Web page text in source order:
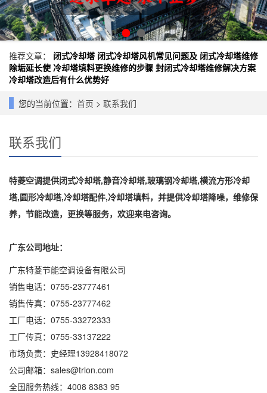
推荐文章： 闭式冷却塔 闭式冷却塔风机常见问题及 闭式冷却塔维修
除垢延长使 冷却塔填料更换维修的步骤 封闭式冷却塔维修解决方案
冷却塔改造后有什么优势好
您的当前位置： 首页 > 联系我们
联系我们
特菱空调提供闭式冷却塔,静音冷却塔,玻璃钢冷却塔,横流方形冷却
塔,圆形冷却塔,冷却塔配件,冷却塔填料，并提供冷却塔降噪，维修保
养，节能改造，更换等服务，欢迎来电咨询。
广东公司地址：
广东特菱节能空调设备有限公司
销售电话：0755-23777461
销售传真：0755-23777462
工厂电话：0755-33272333
工厂传真：0755-33137222
市场负责：史经理13928418072
公司邮箱：sales@trlon.com
全国服务热线：4008 8383 95